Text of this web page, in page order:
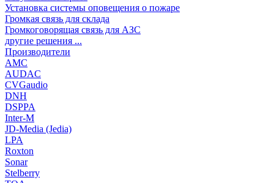
Установка системы оповещения о пожаре
Громкая связь для склада
Громкоговорящая связь для АЗС
другие решения ...
Производители
AMC
AUDAC
CVGaudio
DNH
DSPPA
Inter-M
JD-Media (Jedia)
LPA
Roxton
Sonar
Stelberry